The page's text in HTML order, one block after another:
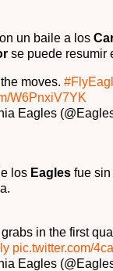
un baile a los
se puede resumir
moves.
W6PnxiV7YK
Eagles
los Eagles fue
in the first
pic.twitter.com/
Eagles